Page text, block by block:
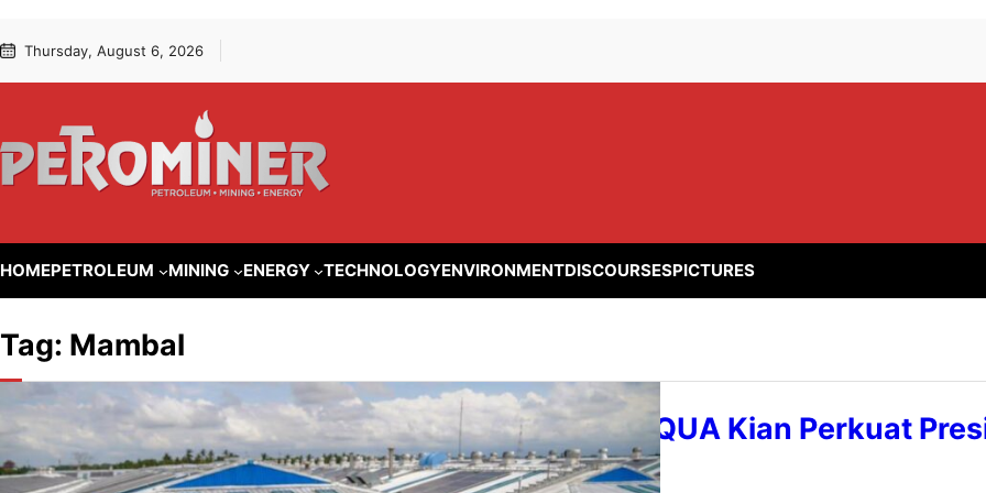
ke
to Thursday, August 6, 2026
HOMEPETROLEUM MINING ENERGY TECHNOLOGYENVIRONMENTDISCOURSESPICTURES
Tag: Mambal
PLTS Atap Danone-AQUA Kian Perkuat
G20 Indonesia